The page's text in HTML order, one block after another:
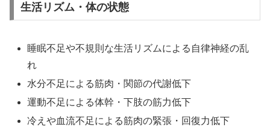
生活リズム・体の状態
睡眠不足や不規則な生活リズムによる自律神経の乱
れ
水分不足による筋肉・関節の代謝低下
運動不足による体幹・下肢の筋力低下
冷えや血流不足による筋肉の緊張・回復力低下